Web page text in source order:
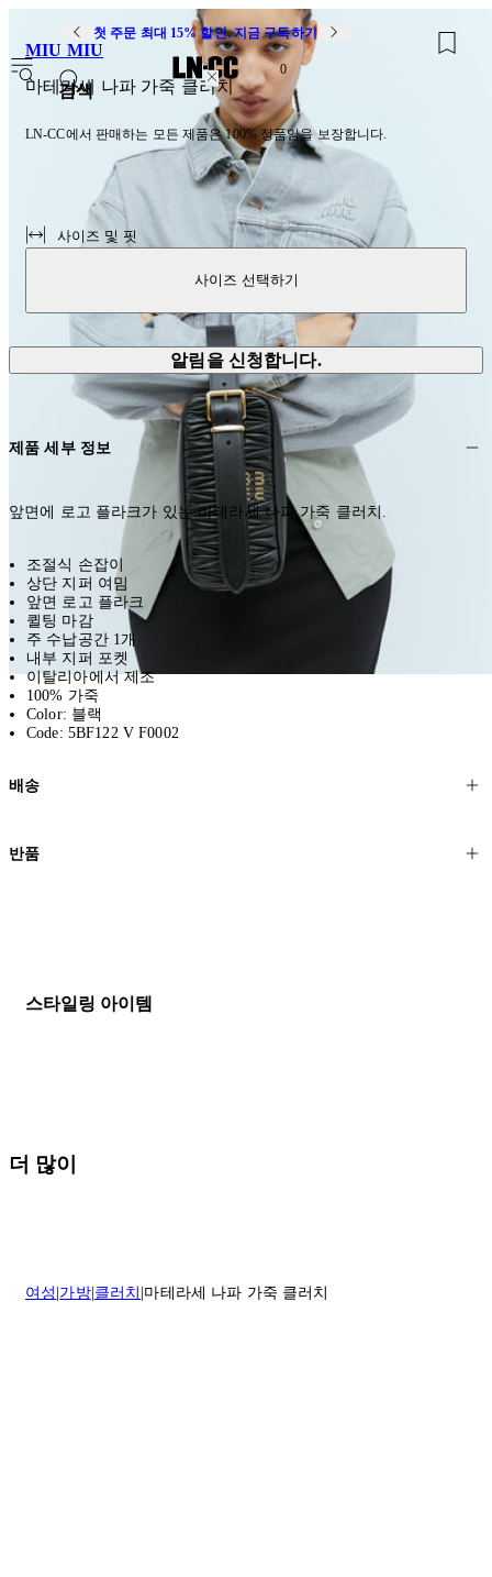
첫 주문 최대 15% 할인. 지금 구독하기
검색
0
MIU MIU
마테라세 나파 가죽 클러치
LN-CC에서 판매하는 모든 제품은 100% 정품임을 보장합니다.
사이즈 및 핏
사이즈 선택하기
알림을 신청합니다.
제품 세부 정보
앞면에 로고 플라크가 있는 마테라세 나파 가죽 클러치.
조절식 손잡이
상단 지퍼 여밈
앞면 로고 플라크
퀼팅 마감
주 수납공간 1개
내부 지퍼 포켓
이탈리아에서 제조
100% 가죽
Color: 블랙
Code: 5BF122 V F0002
배송
고객님의 위치에 따라 일반 배송과 익스프레스 배송을 제공합니다.
세일 기간에는 배송이 다소 지연될 수 있습니다. 궁금하신 점이 있거
나 도움이 필요하신 경우 고객센터로 문의해 주세요.
반품
스타일링 아이템
더 많이
여성 가방 클러치 마테라세 나파 가죽 클러치